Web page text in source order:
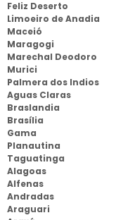
Feliz Deserto
Limoeiro de Anadia
Maceió
Maragogi
Marechal Deodoro
Murici
Palmera dos Indios
Aguas Claras
Braslandia
Brasília
Gama
Planautina
Taguatinga
Alagoas
Alfenas
Andradas
Araguari